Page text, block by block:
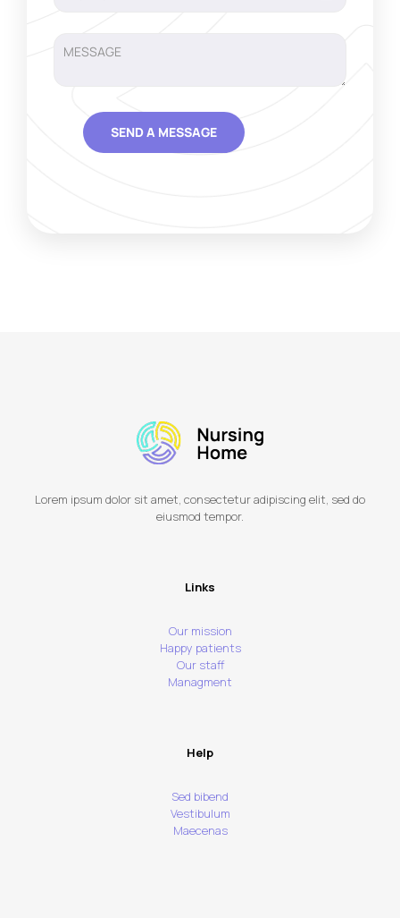
Lorem ipsum dolor sit amet, consectetur adipiscing elit, sed do
eiusmod tempor.
Links
Our mission
Happy patients
Our staff
Managment
Help
Sed bibend
Vestibulum
Maecenas